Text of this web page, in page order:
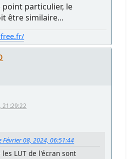
point particulier, le
être similaire...
21:29:22
Février 08, 2024, 06:51:44
LUT de l'écran sont